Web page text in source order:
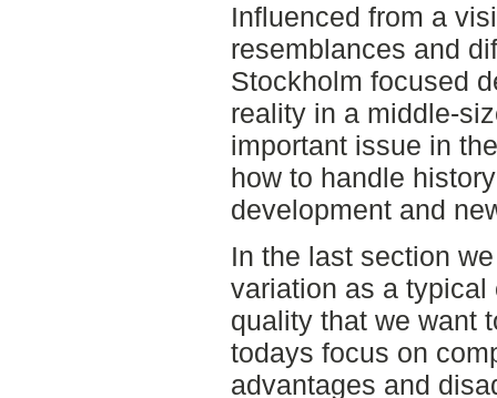
Influenced from a
resemblances and
Stockholm focused
reality in a middle-
important issue in
how to handle
development and
In the last section
variation as a
quality that we want
todays focus on
advantages and